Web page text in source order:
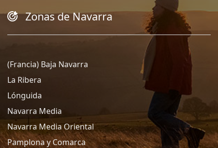
Zonas de Navarra
(Francia) Baja Navarra
La Ribera
Lónguida
Navarra Media
Navarra Media Oriental
Pamplona y Comarca